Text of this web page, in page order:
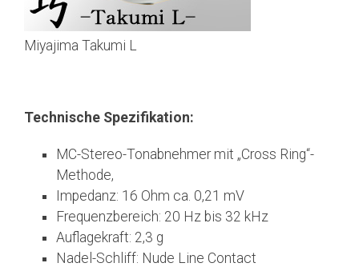
Miyajima Takumi L
Technische Spezifikation:
MC-Stereo-Tonabnehmer mit „Cross Ring“-
Methode,
Impedanz: 16 Ohm ca. 0,21 mV
Frequenzbereich: 20 Hz bis 32 kHz
Auflagekraft: 2,3 g
Nadel-Schliff: Nude Line Contact